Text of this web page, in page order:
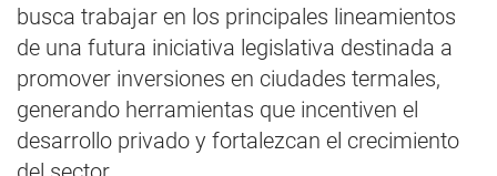
busca trabajar en los principales lineamientos
de una futura iniciativa legislativa destinada a
promover inversiones en ciudades termales,
generando herramientas que incentiven el
desarrollo privado y fortalezcan el crecimiento